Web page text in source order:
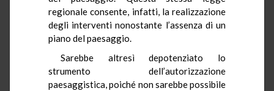
regionale consente, infatti, la realizzazione
degli interventi nonostante l’assenza di un
piano del paesaggio.
Sarebbe altresì depotenziato lo
strumento dell’autorizzazione
paesaggistica, poiché non sarebbe possibile